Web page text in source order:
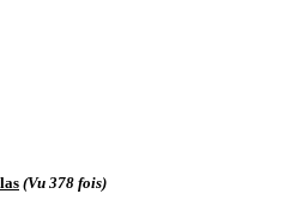
(Vu 378 fois)